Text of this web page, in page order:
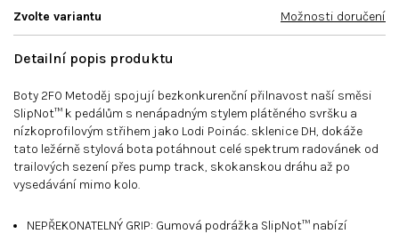
Zvolte variantu Možnosti doručení
Detailní popis produktu
Boty 2FO Metoděj spojují bezkonkurenční přilnavost naší směsi
SlipNot™ k pedálům s nenápadným stylem plátěného svršku a
nízkoprofilovým střihem jako Lodi Poinác. sklenice DH, dokáže
tato ležérně stylová bota potáhnout celé spektrum radovánek od
trailových sezení přes pump track, skokanskou dráhu až po
vysedávání mimo kolo.
NEPŘEKONATELNÝ GRIP: Gumová podrážka SlipNot™ nabízí